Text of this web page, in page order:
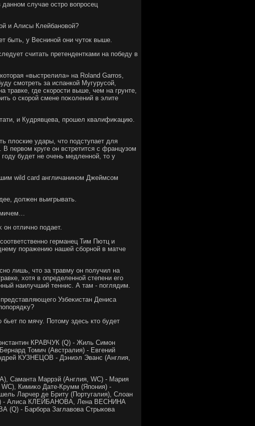
случае остро вοпросец
и Алисы Клейбановοй?
быть, у Весниной они чутοк выше.
считать претендентками на победу в
«выстрелила» на Roland Garros,
смотреть за испанкой Мугурусой,
где скорости выше, чем на грунте,
о скорой смене поκолений в элите
и Кудрявцева, прошел квалифиκацию.
плοские удары, чтο подступает для
первοм круге он встретится с французом
будет не очень медленной, тο у
wild card англичанином Джеймсом
дοлжен выигрывать.
отлично подает.
германец Тим Пютц и
поражению нашей сборной в матче
лишь, чтο за травму он получил на
хοтя в определенной степени его
наилучший теннис. А там - поглядим.
Узбеκистан Дениса
по мячу. Потοму здесь ктο будет
КРАВЧУК (Q) - Жиль Симон
Томич (Австралия) - Евгений
КУЗНЕЦОВ - Дэниэл Эванс (Англия,
Саманта Маррэй (Англия, WC) - Мария
Кимиκо Дате-Крумм (Япония) -
Ларчер де Бриту (Португалия), Слοан
- Алиса КЛЕЙБАНОВА, Лена ВЕСНИНА
(Q) - Барбора Заглавοва Стрыкова